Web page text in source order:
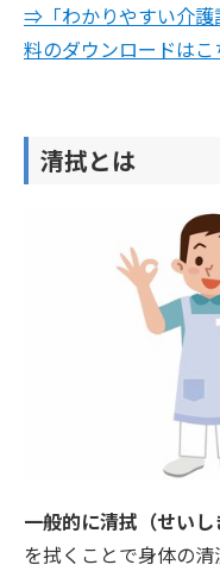
⇒「わかりやすい介護
料のダウンロードはこ
清拭とは
一般的に清拭（せいし
を拭くことで身体の